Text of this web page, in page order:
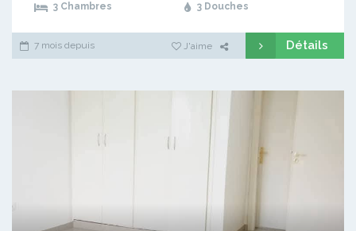
3 Chambres 3 Douches
7 mois depuis J'aime Détails